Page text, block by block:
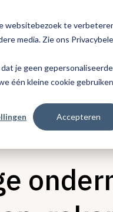
websitebezoek te
media. Zie ons
je geen
één kleine cookie
Accepteren